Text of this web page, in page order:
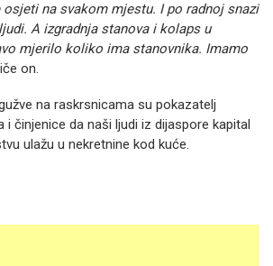
na svakom mjestu. I po radnoj snazi
A izgradnja stanova i kolaps u
mjerilo koliko ima stanovnika. Imamo
on.
na raskrsnicama su pokazatelj
i činjenice da naši ljudi iz dijaspore kapital
ulažu u nekretnine kod kuće.